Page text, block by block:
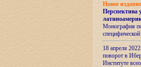
Новое
Перспектива
Монография
18 апреля
поворот в
Институте